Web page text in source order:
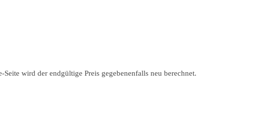
wird der endgültige Preis gegebenenfalls neu berechnet.